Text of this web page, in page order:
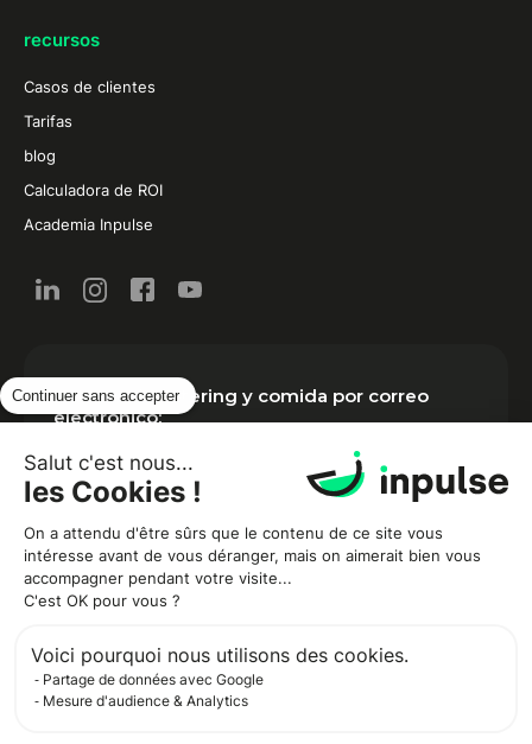
Continuer sans accepter
Salut c'est nous...
les Cookies !
On a attendu d'être sûrs que le contenu de ce site vous
intéresse avant de vous déranger, mais on aimerait bien vous
accompagner pendant votre visite...
C'est OK pour vous ?
Voici pourquoi nous utilisons des cookies.
Partage de données avec Google
Mesure d'audience & Analytics
recursos
Casos de clientes
Tarifas
blog
Calculadora de ROI
Academia Inpulse
Noticias de catering y comida por correo
electrónico:
Inpulse necesita la información de contacto solicitada para ponerse en
contacto con usted en relación con nuestros productos y servicios.
Puede darse de baja en cualquier momento. Para obtener más
información,consulte nuestra Política de privacidad.